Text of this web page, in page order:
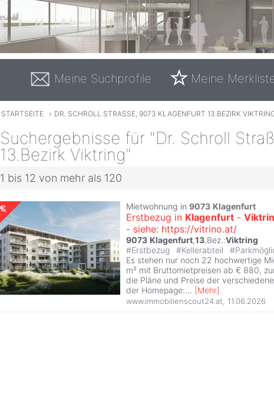
Meine Suchprofile Meine
STARTSEITE › DR. SCHROLL STRASSE, 9073 KLAGENFURT 13.BEZIRK
Suchergebnisse für "Dr. Schroll
13.Bezirk Viktring"
1 bis 12 von mehr als 120
Mietwohnung in 9073 Klagenfurt
Erstbezug in Klagenfurt -
- siehe: https://vitrino.at/
9073 Klagenfurt,13.Bez.:Viktring
#Erstbezug #Kellerabteil #
Es stehen nur noch 22 hochwertige
m² mit Bruttomietpreisen ab € 880,
die Pläne und Preise der
der Homepage:... [Mehr]
www.immobilienscout24.at 11.06.2026